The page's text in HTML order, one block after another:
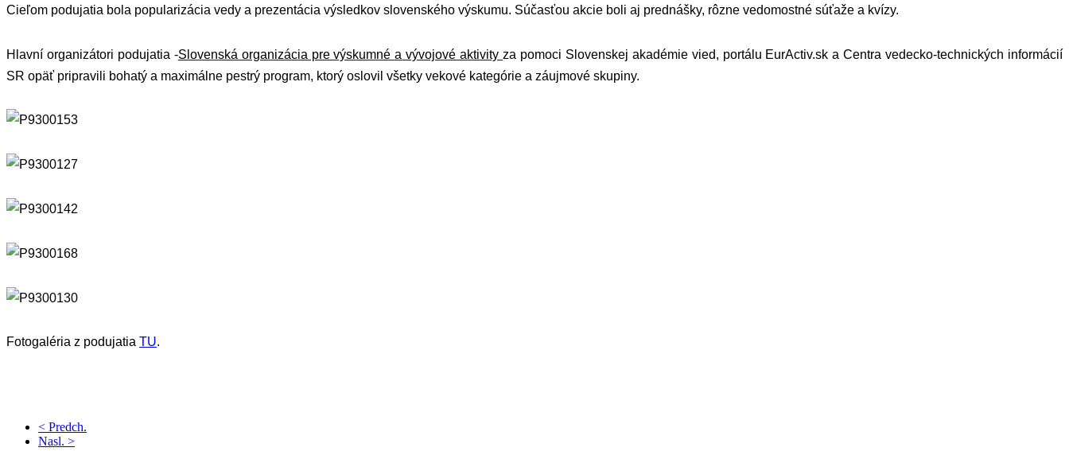
Cieľom podujatia bola popularizácia vedy a prezentácia výsledkov slovenského výskumu. Súčasťou akcie boli aj prednášky, rôzne vedomostné súťaže a kvízy.
Hlavní organizátori podujatia -Slovenská organizácia pre výskumné a vývojové aktivityza pomoci Slovenskej akadémie vied, portálu EurActiv.sk a Centra vedecko-technických informácií
SR opäť pripravili bohatý a maximálne pestrý program, ktorý oslovil všetky vekové kategórie a záujmové skupiny.
Fotogaléria z podujatia TU.
< Predch.
Nasl. >